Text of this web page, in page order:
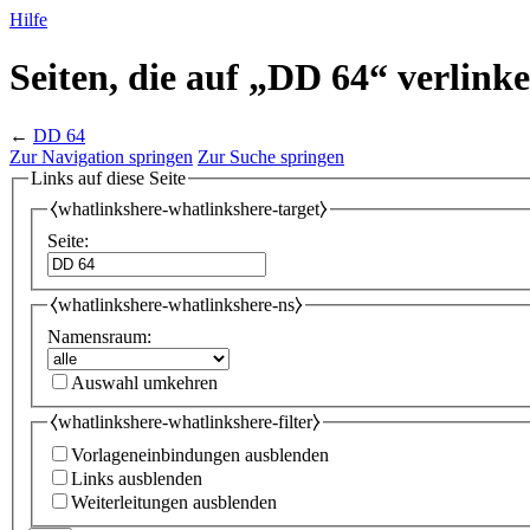
Hilfe
Seiten, die auf „DD 64“
← DD 64
Zur Navigation springen Zur Suche springen
Links auf diese Seite
⧼whatlinkshere-whatlinkshere-target⧽
Seite:
⧼whatlinkshere-whatlinkshere-ns⧽
Namensraum:
Auswahl umkehren
⧼whatlinkshere-whatlinkshere-filter⧽
Vorlageneinbindungen ausblenden
Links ausblenden
Weiterleitungen ausblenden